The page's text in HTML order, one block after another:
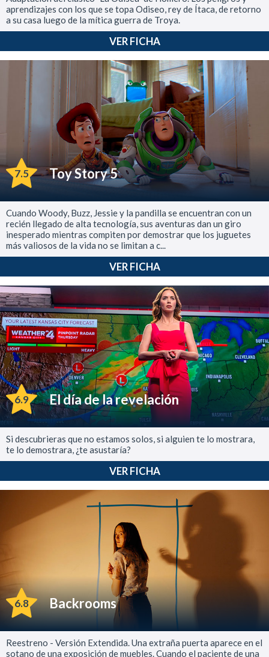
aprendizajes con los que se topa Odiseo, rey de Ítaca, de retorno
a su casa luego de la mítica guerra de Troya.
VER FICHA
7.5 Toy Story 5
Cuando Woody, Buzz, Jessie y la pandilla se encuentran con un
recién llegado de alta tecnología, sus aventuras dan un giro
inesperado mientras compiten por demostrar que los juguetes
más valiosos de la vida no se limitan a c...
VER FICHA
6.9 El día de la revelación
Si descubrieras que no estamos solos, si alguien te lo mostrara,
te lo demostrara, ¿te asustaría?
VER FICHA
6.8 Backrooms
Reestreno - Versión Extendida. Una extraña puerta aparece en el
sotano de una exposición de muebles. Cuando el paciente de una